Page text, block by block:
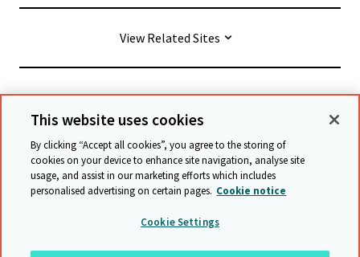
View Related Sites
© Cambridge University Press & Assessment
Conditions générales
Protection des données
Déclaration d'accessibilité
Déclaration sur l'esclavage moderne
Politique de sauvegarde
Plan du site
This website uses cookies
By clicking “Accept all cookies”, you agree to the storing of
cookies on your device to enhance site navigation, analyse site
usage, and assist in our marketing efforts which includes
personalised advertising on certain pages. Cookie notice
Cookie Settings